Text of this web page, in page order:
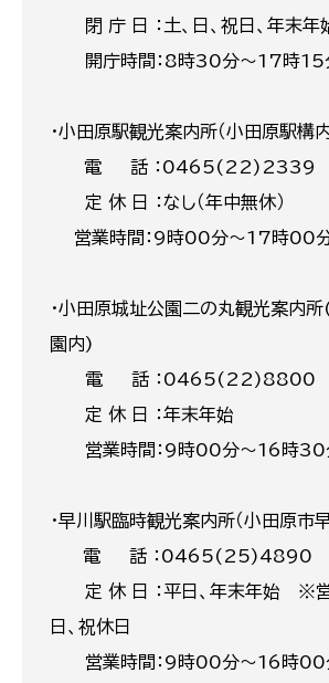
閉 庁 日 ：土、日、祝日、年末年
開庁時間：8時30分～17時15
・小田原駅観光案内所（小田原駅構内
電 話 ：0465(22)2339
定 休 日 ：なし（年中無休）
営業時間：9時00分～17時00
・小田原城址公園二の丸観光案内
園内)
電 話 ：0465(22)8800
定 休 日 ：年末年始
営業時間：9時00分～16時30
・早川駅臨時観光案内所（小田原市
電 話 ：0465(25)4890
定 休 日 ：平日、年末年始 ※営
日、祝休日
営業時間：9時00分～16時00